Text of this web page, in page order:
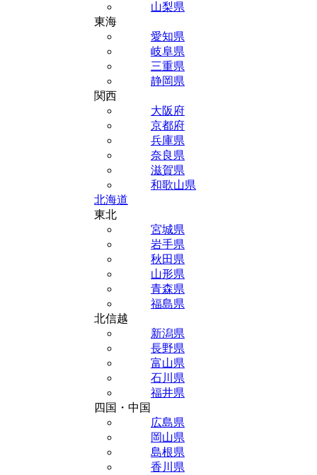
山梨県
東海
愛知県
岐阜県
三重県
静岡県
関西
大阪府
京都府
兵庫県
奈良県
滋賀県
和歌山県
北海道
東北
宮城県
岩手県
秋田県
山形県
青森県
福島県
北信越
新潟県
長野県
富山県
石川県
福井県
四国・中国
広島県
岡山県
島根県
香川県